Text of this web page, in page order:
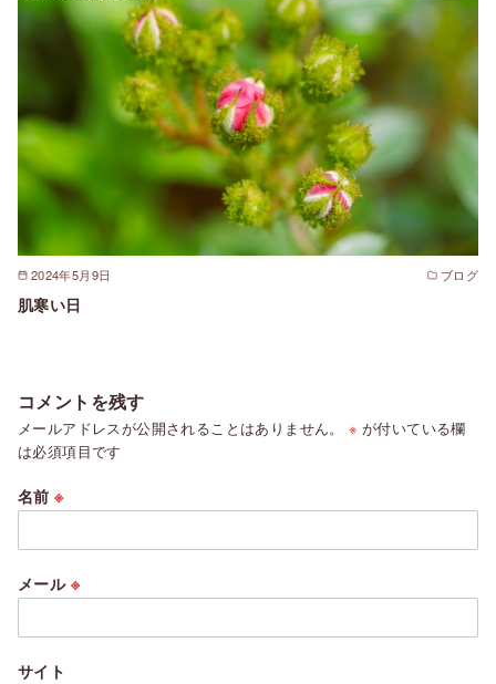
2024年5月9日 ブログ
肌寒い日
コメントを残す
メールアドレスが公開されることはありません。 ※ が付いている欄
は必須項目です
名前※
メール ※
サイト